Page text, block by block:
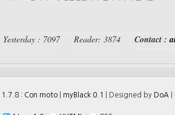
Yesterday : 7097 Reader: 3874 Contact :
: Con moto myBlack 0.1 | Designed by DoA